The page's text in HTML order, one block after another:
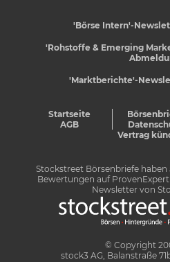
'Börse Intern'-
'Rohstoffe & Emerging
'Marktberichte'-
Startseite
AGB
Vertrag
Stockstreet Börsenbriefe haben
Bewertungen auf ProvenExpert
Newsletter von
© Copyright
stock3 AG, Balanstraße